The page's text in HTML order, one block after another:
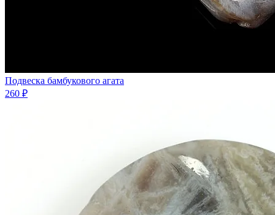
Подвеска бамбукового агата
260 ₽